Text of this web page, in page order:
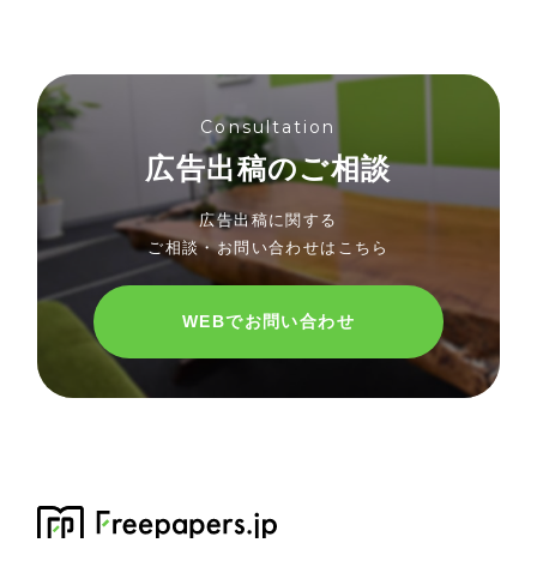
Consultation
広告出稿のご相談
広告出稿に関する
ご相談・お問い合わせはこちら
WEBでお問い合わせ